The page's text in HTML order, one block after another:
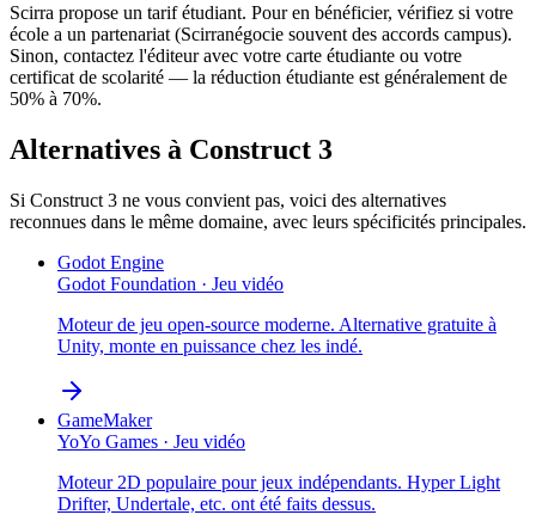
Scirra propose un tarif étudiant. Pour en bénéficier, vérifiez si votre
école a un partenariat (Scirranégocie souvent des accords campus).
Sinon, contactez l'éditeur avec votre carte étudiante ou votre
certificat de scolarité — la réduction étudiante est généralement de
50% à 70%.
Alternatives à Construct 3
Si Construct 3 ne vous convient pas, voici des alternatives
reconnues dans le même domaine, avec leurs spécificités principales.
Godot Engine
Godot Foundation · Jeu vidéo
Moteur de jeu open-source moderne. Alternative gratuite à
Unity, monte en puissance chez les indé.
GameMaker
YoYo Games · Jeu vidéo
Moteur 2D populaire pour jeux indépendants. Hyper Light
Drifter, Undertale, etc. ont été faits dessus.